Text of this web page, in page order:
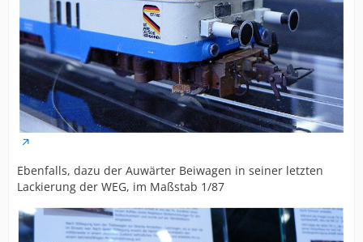
Ebenfalls, dazu der Auwärter Beiwagen in seiner letzten
Lackierung der WEG, im Maßstab 1/87